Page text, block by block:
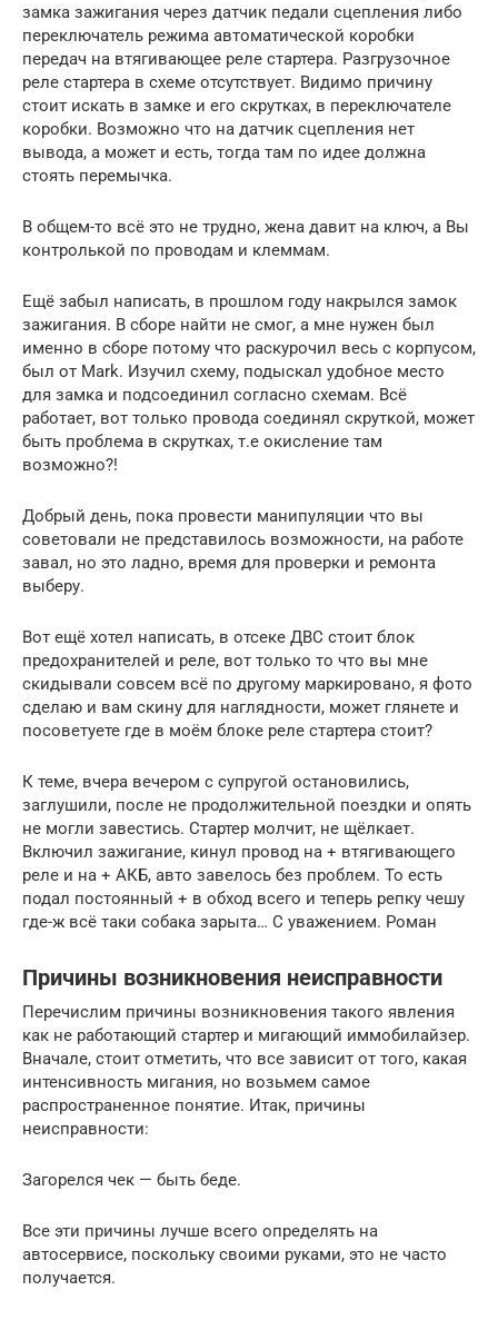
замка зажигания через датчик педали сцепления либо
переключатель режима автоматической коробки
передач на втягивающее реле стартера. Разгрузочное
реле стартера в схеме отсутствует. Видимо причину
стоит искать в замке и его скрутках, в переключателе
коробки. Возможно что на датчик сцепления нет
вывода, а может и есть, тогда там по идее должна
стоять перемычка.
В общем-то всё это не трудно, жена давит на ключ, а Вы
контролькой по проводам и клеммам.
Ещё забыл написать, в прошлом году накрылся замок
зажигания. В сборе найти не смог, а мне нужен был
именно в сборе потому что раскурочил весь с корпусом,
был от Mark. Изучил схему, подыскал удобное место
для замка и подсоединил согласно схемам. Всё
работает, вот только провода соединял скруткой, может
быть проблема в скрутках, т.е окисление там
возможно?!
Добрый день, пока провести манипуляции что вы
советовали не представилось возможности, на работе
завал, но это ладно, время для проверки и ремонта
выберу.
Вот ещё хотел написать, в отсеке ДВС стоит блок
предохранителей и реле, вот только то что вы мне
скидывали совсем всё по другому маркировано, я фото
сделаю и вам скину для наглядности, может глянете и
посоветуете где в моём блоке реле стартера стоит?
К теме, вчера вечером с супругой остановились,
заглушили, после не продолжительной поездки и опять
не могли завестись. Стартер молчит, не щёлкает.
Включил зажигание, кинул провод на + втягивающего
реле и на + АКБ, авто завелось без проблем. То есть
подал постоянный + в обход всего и теперь репку чешу
где-ж всё таки собака зарыта… С уважением. Роман
Причины возникновения неисправности
Перечислим причины возникновения такого явления
как не работающий стартер и мигающий иммобилайзер.
Вначале, стоит отметить, что все зависит от того, какая
интенсивность мигания, но возьмем самое
распространенное понятие. Итак, причины
неисправности:
Загорелся чек — быть беде.
Все эти причины лучше всего определять на
автосервисе, поскольку своими руками, это не часто
получается.